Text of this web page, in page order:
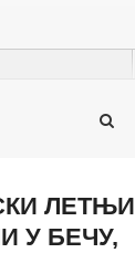
ЛЕТЊИ
У БЕЧУ,